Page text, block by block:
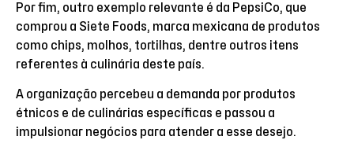
Por fim, outro exemplo relevante é da PepsiCo, que
comprou a Siete Foods, marca mexicana de produtos
como chips, molhos, tortilhas, dentre outros itens
referentes à culinária deste país.
A organização percebeu a demanda por produtos
étnicos e de culinárias específicas e passou a
impulsionar negócios para atender a esse desejo.